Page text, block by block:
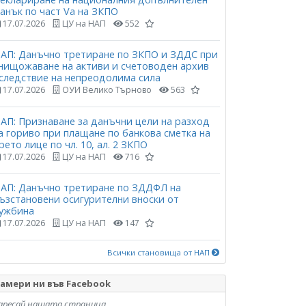
по част Vа на ЗКПО
17.07.2026 ЦУ на НАП 552
Данъчно третиране по ЗКПО и ЗДДС при
на активи и счетоводен архив
на непреодолима сила
17.07.2026 ОУИ Велико Търново 563
Признаване за данъчни цели на разход
гориво при плащане по банкова сметка на
лице по чл. 10, ал. 2 ЗКПО
17.07.2026 ЦУ на НАП 716
Данъчно третиране по ЗДДФЛ на
осигурителни вноски от
17.07.2026 ЦУ на НАП 147
Всички становища от НАП
ни във Facebook